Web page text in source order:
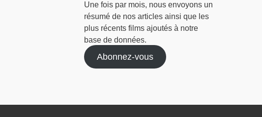
Une fois par mois, nous envoyons un
résumé de nos articles ainsi que les
plus récents films ajoutés à notre
base de données.
Abonnez-vous